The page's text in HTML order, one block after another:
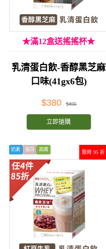
★滿12盒送搖搖杯★
乳清蛋白飲-香醇黑芝麻
口味(41gx6包)
$380 $400
立即搶購
限時 95 折
奶素 蛋白 高纖